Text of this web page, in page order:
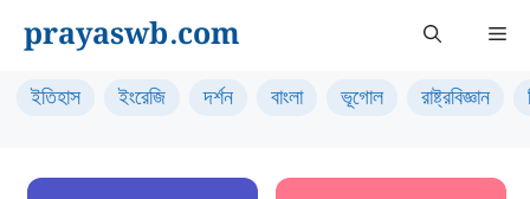
content
prayaswb.com
ইতিহাস ইংরেজি দর্শন বাংলা ভূগোল রাষ্ট্রবিজ্ঞান